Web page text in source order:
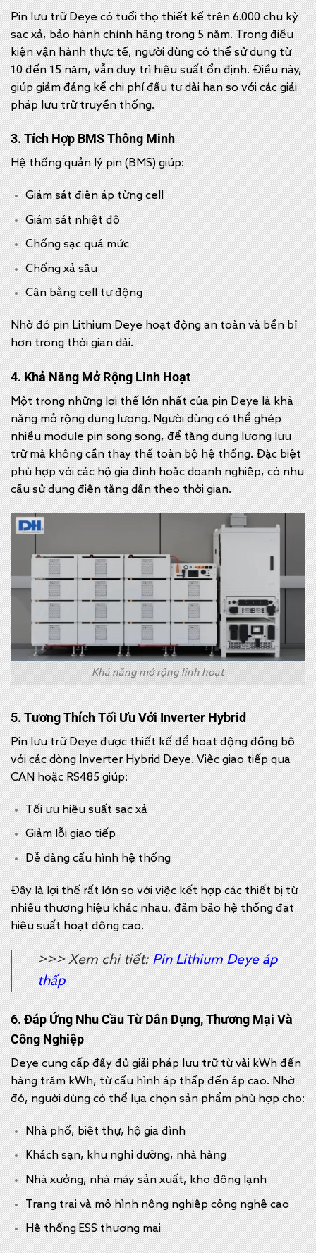
Pin lưu trữ Deye có tuổi thọ thiết kế trên 6.000 chu kỳ
sạc xả, bảo hành chính hãng trong 5 năm. Trong điều
kiện vận hành thực tế, người dùng có thể sử dụng từ
10 đến 15 năm, vẫn duy trì hiệu suất ổn định. Điều này,
giúp giảm đáng kể chi phí đầu tư dài hạn so với các giải
pháp lưu trữ truyền thống.
3. Tích Hợp BMS Thông Minh
Hệ thống quản lý pin (BMS) giúp:
Giám sát điện áp từng cell
Giám sát nhiệt độ
Chống sạc quá mức
Chống xả sâu
Cân bằng cell tự động
Nhờ đó pin Lithium Deye hoạt động an toàn và bền bỉ
hơn trong thời gian dài.
4. Khả Năng Mở Rộng Linh Hoạt
Một trong những lợi thế lớn nhất của pin Deye là khả
năng mở rộng dung lượng. Người dùng có thể ghép
nhiều module pin song song, để tăng dung lượng lưu
trữ mà không cần thay thế toàn bộ hệ thống. Đặc biệt
phù hợp với các hộ gia đình hoặc doanh nghiệp, có nhu
cầu sử dụng điện tăng dần theo thời gian.
Khả năng mở rộng linh hoạt
5. Tương Thích Tối Ưu Với Inverter Hybrid
Pin lưu trữ Deye được thiết kế để hoạt động đồng bộ
với các dòng Inverter Hybrid Deye. Việc giao tiếp qua
CAN hoặc RS485 giúp:
Tối ưu hiệu suất sạc xả
Giảm lỗi giao tiếp
Dễ dàng cấu hình hệ thống
Đây là lợi thế rất lớn so với việc kết hợp các thiết bị từ
nhiều thương hiệu khác nhau, đảm bảo hệ thống đạt
hiệu suất hoạt động cao.
>>> Xem chi tiết:Pin Lithium Deye áp
thấp
6. Đáp Ứng Nhu Cầu Từ Dân Dụng, Thương Mại Và
Công Nghiệp
Deye cung cấp đầy đủ giải pháp lưu trữ từ vài kWh đến
hàng trăm kWh, từ cấu hình áp thấp đến áp cao. Nhờ
đó, người dùng có thể lựa chọn sản phẩm phù hợp cho:
Nhà phố, biệt thự, hộ gia đình
Khách sạn, khu nghỉ dưỡng, nhà hàng
Nhà xưởng, nhà máy sản xuất, kho đông lạnh
Trang trại và mô hình nông nghiệp công nghệ cao
Hệ thống ESS thương mại